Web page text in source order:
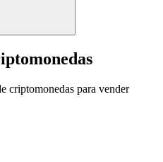
criptomonedas para vender